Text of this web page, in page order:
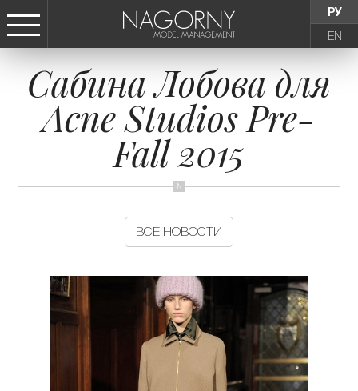
РУ
EN
СТАТЬ МОДЕЛЬЮ
ДЕВУШКИ
ТИНЕЙДЖЕРЫ
ДЕТИ
НОВОСТИ
КОНТАКТЫ
Сабина Лобова для
Acne Studios Pre-
Fall 2015
ВСЕ НОВОСТИ